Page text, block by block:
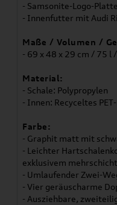
- Samsonite-Logo-Platte
- Innenfutter mit Audi
Maße / Volumen /
- 69 x 48 x 29 cm / 75 l
Material:
- Schale: Polypropylen
- Innen: Recyceltes
Farbe:
- Graphit matt mit
- Leichter
exklusivem
- Umlaufender Zwei-
- Vier geräuscharme
- Ausziehbare,